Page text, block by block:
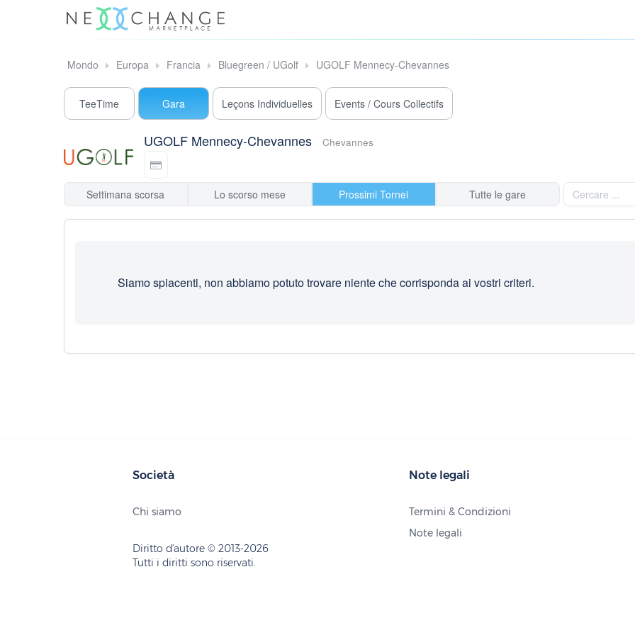
Mondo Europa Francia Bluegreen / UGolf UGOLF Mennecy-Chevannes
TeeTime Gara Leçons Individuelles Events / Cours Collectifs
UGOLF Mennecy-Chevannes Chevannes
Settimana scorsa Lo scorso mese Prossimi Tornei Tutte le gare
Siamo spiacenti, non abbiamo potuto trovare niente che corrisponda ai vostri criteri.
Società
Chi siamo
Diritto d'autore © 2013-2026
Tutti i diritti sono riservati.
Note legali
Termini & Condizioni
Note legali